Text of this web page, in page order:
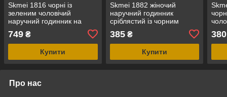
Skmei 1816 чорні із
зеленим чоловічий
наручний годинник на
сталевому браслеті білий
циферблат
749 ₴
Купити
Skmei 1882 жіночий
наручний годинник
сріблястий із чорним
385₴
Купити
380
Про нас